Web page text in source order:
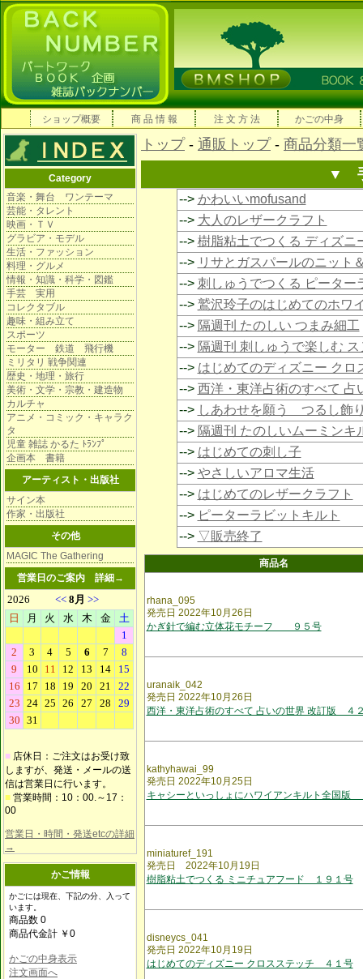
ショップ概要 商 品 情 報 注 文 方 法 かごの中身
Category
音楽・舞台 ワンテーマ
芸能・タレント
映画・ＴＶ
グラビア・モデル
生活・ファッション
料理・グルメ
情報・知識・科学・図鑑
手芸 実用
コレクタブル
趣味・組み立て
スポーツ
モーター 鉄道 飛行機
ミリタリ 戦争関連
歴史・地理・旅行
美術・文学・宗教・建造物
カルチャ
アニメ・コミック・キャラク
タ
児童 雑誌 かるた ﾄﾗﾝﾌﾟ
企画本 書籍
アーティスト・出版社
サイン本
作家・出版社
その他
MAGIC The Gathering
営業日のご案内 詳細→
■ 店休日：ご注文はお受け致
しますが、発送・メールの送
信は営業日に行います。
■ 営業時間：10：00.～17：
00
営業日・時間・発送etcの詳細
→
かご情報
かごには現在、下記の分、入って
います。
商品数 0
商品代金計 ￥0
かごの中身表示
注文画面へ
トップ- 通販トップ- 商品分類一
▼
--> かわいいmofusand
--> 大人のレザークラフト
--> 樹脂粘土でつくる ディズニ
--> リサとガスパールのニット
--> 刺しゅうでつくる ピーター
--> 鷲沢玲子のはじめてのホワ
--> 隔週刊 たのしい つまみ細工
--> 隔週刊 刺しゅうで楽しむ
--> はじめてのディズニー クロ
--> 西洋・東洋占術のすべて 占
--> しあわせを願う つるし飾
--> 隔週刊 たのしいムーミンキ
--> はじめての刺し子
--> やさしいアロマ生活
--> はじめてのレザークラフト
--> ピーターラビットキルト
--> ▽販売終了
商品名
rhana_095
発売日 2022年10月26日
かぎ針で編む立体花モチーフ ９５号
uranaik_042
発売日 2022年10月26日
西洋・東洋占術のすべて 占いの世界 改訂版 ４
kathyhawai_99
発売日 2022年10月25日
キャシーといっしょにハワイアンキルト全国版
miniaturef_191
発売日 2022年10月19日
樹脂粘土でつくる ミニチュアフード １９１号
disneycs_041
発売日 2022年10月19日
はじめてのディズニー クロスステッチ ４１号